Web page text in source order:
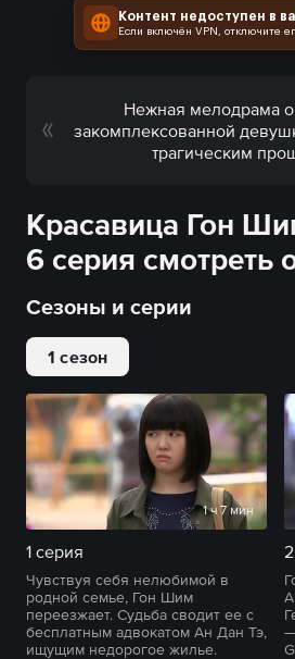
Контент недоступен в
Если включён VPN, отключите
Нежная мелодрама о
закомплексованной
трагическим
Красавица Гон
6 серия смотреть
Сезоны и серии
1 сезон
1 ч 7 мин
1 серия
Чувствуя себя нелюбимой в
родной семье, Гон Шим
переезжает. Судьба сводит ее с
бесплатным адвокатом Ан Дан Тэ,
ищущим недорогое жилье.